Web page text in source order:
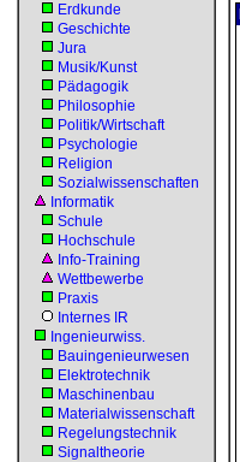
Erdkunde
Geschichte
Jura
Musik/Kunst
Pädagogik
Philosophie
Politik/Wirtschaft
Psychologie
Religion
Sozialwissenschaften
Informatik
Schule
Hochschule
Info-Training
Wettbewerbe
Praxis
Internes IR
Ingenieurwiss.
Bauingenieurwesen
Elektrotechnik
Maschinenbau
Materialwissenschaft
Regelungstechnik
Signaltheorie